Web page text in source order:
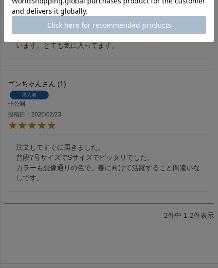
以前購入経験なければ気にならないレベルですが。トープの
色も写真より濃く、暗く感じました。あくまで個人的な意見
全体的にはこの価格でこの品質は素晴らしく良い商品だと思
います。とても気に入ってます。
ゴンちゃん 1
購入者
非公開
投稿日
2020/02/23
注文してすぐに届きました。
普段7号サイズでSサイズでピッタリでした。
カラーも想像通りの色で、春に向けて活躍すること間違いな
しです。
2件中 1-2件表示